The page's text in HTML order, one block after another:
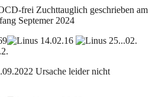
frei Zuchttauglich geschrieben am
Septemer 2024
Ursache leider nicht